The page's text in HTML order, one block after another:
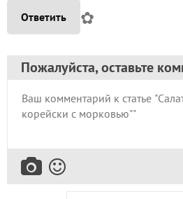
Ответить ✿
Пожалуйста, оставьте